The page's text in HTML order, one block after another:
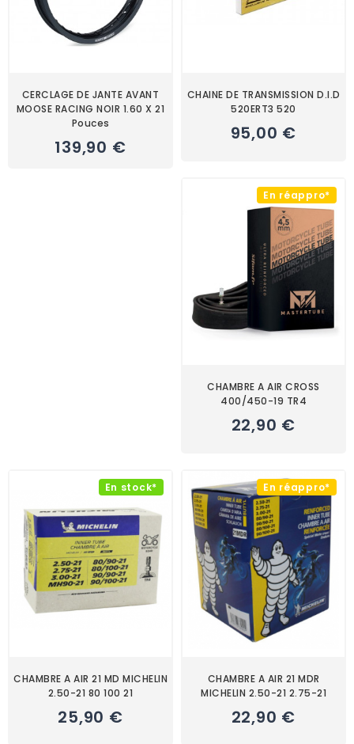
CERCLAGE DE JANTE AVANT
MOOSE RACING NOIR 1.60 X 21
Pouces
139,90 €
CHAINE DE TRANSMISSION D.I.D
520ERT3 520
95,00 €
En réappro*
CHAMBRE A AIR CROSS
400/450-19 TR4
22,90 €
En stock*
CHAMBRE A AIR 21 MD MICHELIN
2.50-21 80 100 21
25,90 €
En réappro*
CHAMBRE A AIR 21 MDR
MICHELIN 2.50-21 2.75-21
22,90 €